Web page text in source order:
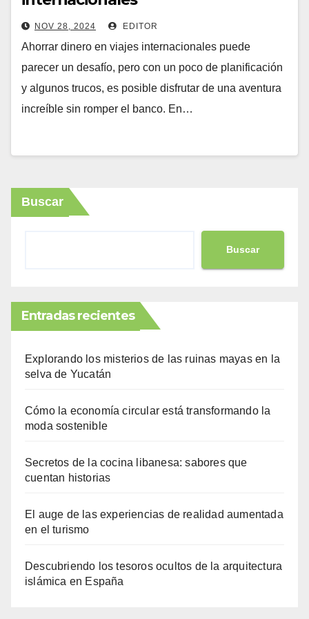
NOV 28, 2024 EDITOR
Ahorrar dinero en viajes internacionales puede
parecer un desafío, pero con un poco de planificación
y algunos trucos, es posible disfrutar de una aventura
increíble sin romper el banco. En…
Buscar
Buscar
Entradas recientes
Explorando los misterios de las ruinas mayas en la
selva de Yucatán
Cómo la economía circular está transformando la
moda sostenible
Secretos de la cocina libanesa: sabores que
cuentan historias
El auge de las experiencias de realidad aumentada
en el turismo
Descubriendo los tesoros ocultos de la arquitectura
islámica en España